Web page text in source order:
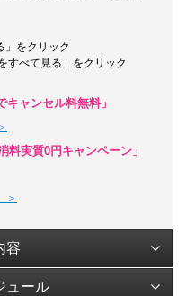
」をクリック
すべて見る」をクリック
ャンセル料無料」
実質0円キャンペーン」
＞
容
ュール